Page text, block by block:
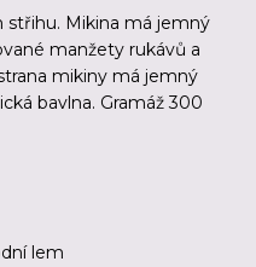
střihu. Mikina má jemný
manžety rukávů a
mikiny má jemný
bavlna. Gramáž 300
lem